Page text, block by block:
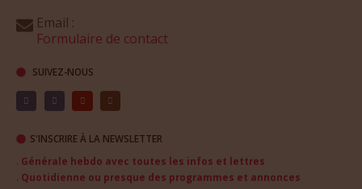
Email :
Formulaire de contact
SUIVEZ-NOUS
S'INSCRIRE À LA NEWSLETTER
. Générale hebdo avec toutes les infos et lettres
. Quotidienne ou presque des programmes et annonces